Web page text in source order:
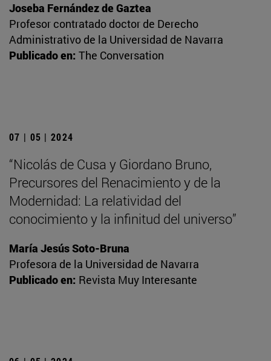
Joseba Fernández de Gaztea
Profesor contratado doctor de Derecho
Administrativo de la Universidad de Navarra
Publicado en: The Conversation
07 | 05 | 2024
“Nicolás de Cusa y Giordano Bruno,
Precursores del Renacimiento y de la
Modernidad: La relatividad del
conocimiento y la infinitud del universo”
María Jesús Soto-Bruna
Profesora de la Universidad de Navarra
Publicado en: Revista Muy Interesante